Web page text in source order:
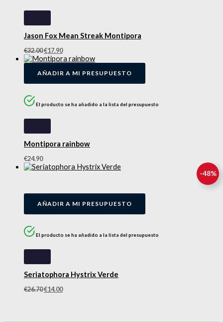
Jason Fox Mean Streak Montipora
€32.00€17.90
AÑADIR A MI PRESUPUESTO
El producto se ha añadido a la lista del presupuesto
Montipora rainbow
€24.90
-48%
AÑADIR A MI PRESUPUESTO
El producto se ha añadido a la lista del presupuesto
Seriatophora Hystrix Verde
€26.70€14.00